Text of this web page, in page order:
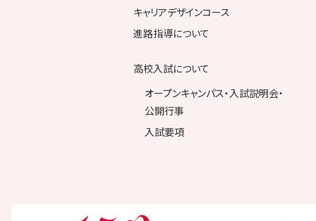
キャリアデザインコース
進路指導について
高校入試について
オープンキャンパス・入試説明会・
公開行事
入試要項